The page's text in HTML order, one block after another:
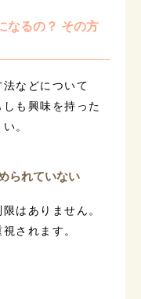
なるの？ その方
などについて
も興味を持った
。
られていない
はありません。
されます。